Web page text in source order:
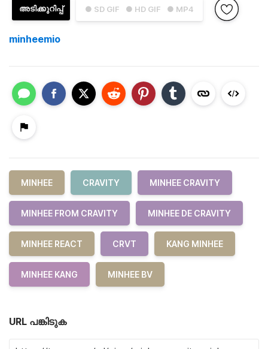
● SD GIF ● HD GIF ● MP4
അടിക്കുറിപ്പ്
minheemio
MINHEE CRAVITY MINHEE CRAVITY
MINHEE FROM CRAVITY MINHEE DE CRAVITY
MINHEE REACT CRVT KANG MINHEE
MINHEE KANG MINHEE BV
URL പങ്കിടുക